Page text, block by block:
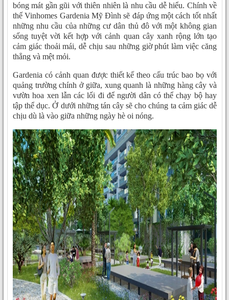
bóng mát gần gũi với thiên nhiên là nhu cầu dễ hiểu. Chính về
thế Vinhomes Gardenia Mỹ Đình sẽ đáp ứng một cách tốt nhất
những nhu cầu của những cư dân thủ đô với một không gian
sống tuyệt vời kết hợp với cảnh quan cây xanh rộng lớn tạo
cảm giác thoải mái, dễ chịu sau những giờ phút làm việc căng
thẳng và mệt mỏi.
Gardenia có cảnh quan được thiết kế theo cấu trúc bao bọ với
quảng trường chính ở giữa, xung quanh là những hàng cây và
vườn hoa xen lẫn các lối đi để người dân có thể chạy bộ hay
tập thể dục. Ở dưới những tán cây sẽ cho chúng ta cảm giác dễ
chịu dù là vào giữa những ngày hè oi nóng.